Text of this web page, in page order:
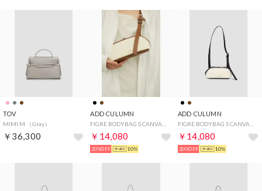
TOV
MIMI M （Gray）
￥36,300
ADD CULUMN
FIGRE BODYBAG S CANVAS （Brown）
￥14,080
20%OFF 10%
ADD CULUMN
FIGRE BODYBAG S CANVAS （Black）
￥14,080
20%OFF 10%